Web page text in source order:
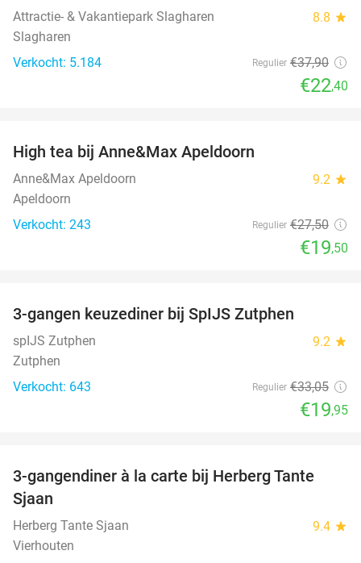
Attractie- & Vakantiepark Slagharen 8.8 star
Slagharen
Verkocht: 5.184
Regulier €37,90
€22,40
High tea bij Anne&Max Apeldoorn
Anne&Max Apeldoorn 9.2 star
Apeldoorn
Verkocht: 243
Regulier €27,50
€19,50
3-gangen keuzediner bij SpIJS Zutphen
spIJS Zutphen 9.2 star
Zutphen
Verkocht: 643
Regulier €33,05
€19,95
52%
3-gangendiner à la carte bij Herberg Tante
Sjaan
Herberg Tante Sjaan 9.4 star
Vierhouten